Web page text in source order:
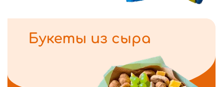
Букеты из сыра